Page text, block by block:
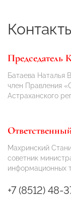
Председатель
Батаева Наталья
член Правления
Астраханского
Махринский
советник
информационных
+7 (8512) 48-